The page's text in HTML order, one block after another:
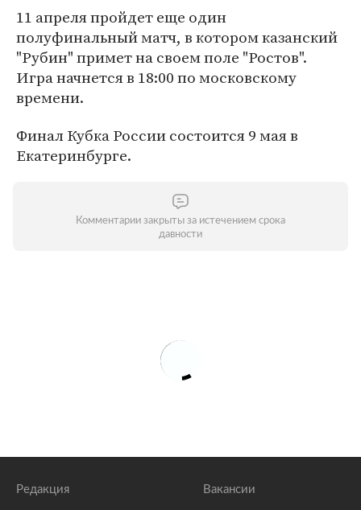
11 апреля пройдет еще один
полуфинальный матч, в котором казанский
"Рубин" примет на своем поле "Ростов".
Игра начнется в 18:00 по московскому
времени.
Финал Кубка России состоится 9 мая в
Екатеринбурге.
Комментарии закрыты за истечением срока
давности
Редакция Вакансии